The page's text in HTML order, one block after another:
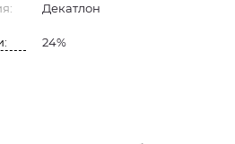
Декатлон
24%